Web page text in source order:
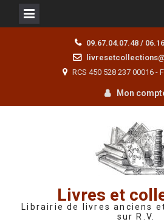
09.67.04.07.48 /
RCS 450 528 237 00016 -
Mon
Livres et
Librairie de livres anciens
sur R.V.